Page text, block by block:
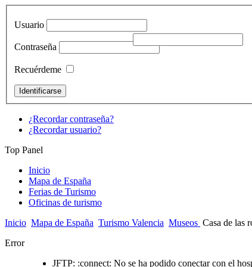
Usuario
Contraseña
Recuérdeme
¿Recordar contraseña?
¿Recordar usuario?
Top Panel
Inicio
Mapa de España
Ferias de Turismo
Oficinas de turismo
Inicio Mapa de España Turismo Valencia Museos Casa de las
Error
JFTP: :connect: No se ha podido conectar con el